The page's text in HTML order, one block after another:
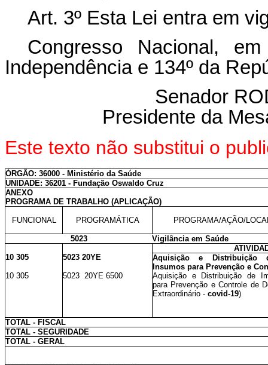
Art. 3º Esta Lei entra em
Congresso Nacional,
Independência e 134º da
Senador
Presidente da
Este texto não substitui o
ÓRGÃO: 36000 - Ministério da Saúde
UNIDADE: 36201 - Fundação Oswaldo Cruz
ANEXO
PROGRAMA DE TRABALHO (APLICAÇÃO)
FUNCIONAL PROGRAMÁTICA PROGRAMA/AÇÃO/
5023
Vigilância em Saúde
10 305
5023 20YE
Aquisição e Distribuição
Insumos para Prevenção e
10 305
5023 20YE 6500
Aquisição e Distribuição de
para Prevenção e Controle de
Extraordinário - covid-19)
TOTAL - FISCAL
TOTAL - SEGURIDADE
TOTAL - GERAL